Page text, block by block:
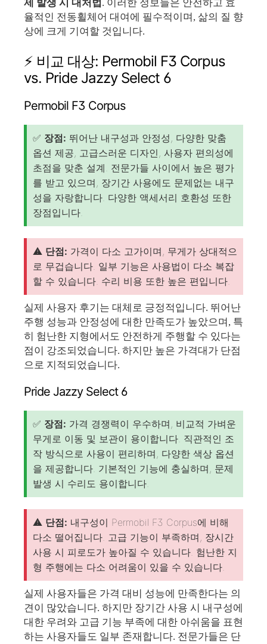
제 발생 시 대처법 . 이러한 정보들은 안전하고 효
율적인 전동휠체어 대여에 필수적이며, 삶의 질 향
상에 크게 기여할 것입니다.
⚡️ 비교 대상: Permobil F3 Corpus
vs. Pride Jazzy Select 6
Permobil F3 Corpus
✅ 장점: 뛰어난 내구성과 안정성, 다양한 맞춤
옵션 제공, 고급스러운 디자인, 사용자 편의성에
초점을 맞춘 설계. 전문가들 사이에서 높은 평가
를 받고 있으며, 장기간 사용에도 문제없는 내구
성을 자랑합니다. 다양한 액세서리 호환성 또한
장점입니다.
⚠️ 단점: 가격이 다소 고가이며, 무게가 상대적으
로 무겁습니다. 일부 기능은 사용법이 다소 복잡
할 수 있습니다. 수리 비용 또한 높은 편입니다.
실제 사용자 후기는 대체로 긍정적입니다. 뛰어난
주행 성능과 안정성에 대한 만족도가 높았으며, 특
히 험난한 지형에서도 안전하게 주행할 수 있다는
점이 강조되었습니다. 하지만 높은 가격대가 단점
으로 지적되었습니다.
Pride Jazzy Select 6
✅ 장점: 가격 경쟁력이 우수하며, 비교적 가벼운
무게로 이동 및 보관이 용이합니다. 직관적인 조
작 방식으로 사용이 편리하며, 다양한 색상 옵션
을 제공합니다. 기본적인 기능에 충실하며, 문제
발생 시 수리도 용이합니다.
⚠️ 단점: 내구성이 Permobil F3 Corpus에 비해
다소 떨어집니다. 고급 기능이 부족하며, 장시간
사용 시 피로도가 높아질 수 있습니다. 험난한 지
형 주행에는 다소 어려움이 있을 수 있습니다.
실제 사용자들은 가격 대비 성능에 만족한다는 의
견이 많았습니다. 하지만 장기간 사용 시 내구성에
대한 우려와 고급 기능 부족에 대한 아쉬움을 표현
하는 사용자들도 일부 존재합니다. 전문가들은 단